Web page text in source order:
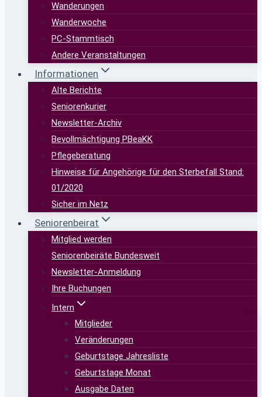
Wanderungen
Wanderwoche
PC-Stammtisch
Andere Veranstaltungen
Informationen
Alte Berichte
Seniorenkurier
Newsletter-Archiv
Bevollmächtigung PBeaKK
Pflegeberatung
Hinweise für Angehörige für den Sterbefall Stand:
01/2020
Sicher im Netz
Seniorenbeirat
Mitglied werden
Seniorenbeiräte Bundesweit
Newsletter-Anmeldung
Ihre Buchungen
Intern
Mitglieder
Veränderungen
Geburtstage Jahresliste
Geburtstage Monat
Ausgabe Daten